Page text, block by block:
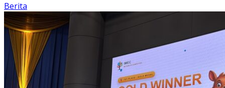
Berita